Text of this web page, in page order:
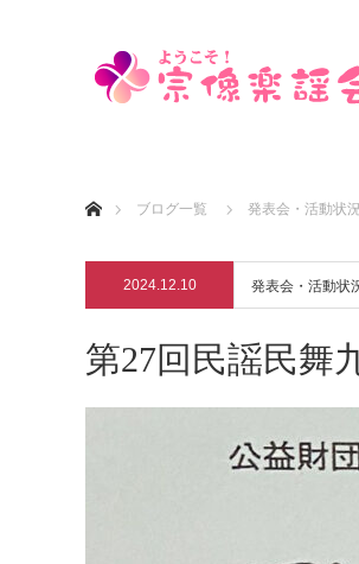
ブログ一覧
発表会・活動状況
2024.12.10 発表会・活動状
第27回民謡民舞